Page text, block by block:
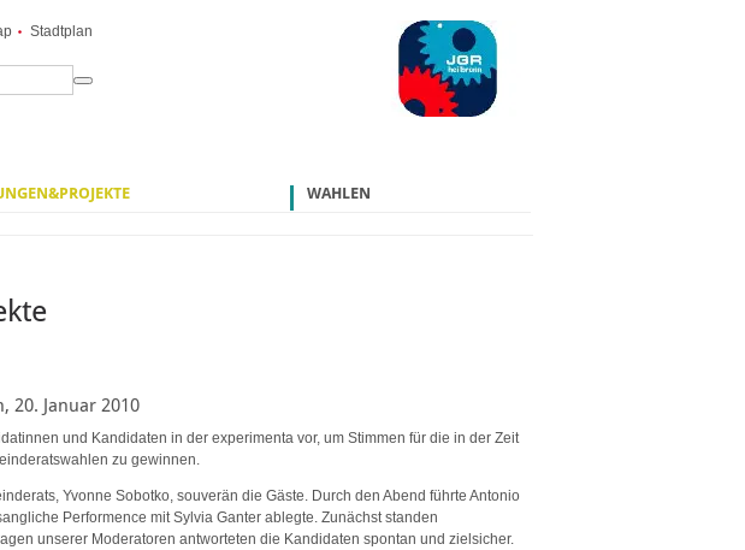
Stadtplan
WAHLEN
20. Januar 2010
und Kandidaten in der experimenta vor, um Stimmen für die in der Zeit
zu gewinnen.
Yvonne Sobotko, souverän die Gäste. Durch den Abend führte Antonio
Performence mit Sylvia Ganter ablegte. Zunächst standen
unserer Moderatoren antworteten die Kandidaten spontan und zielsicher.